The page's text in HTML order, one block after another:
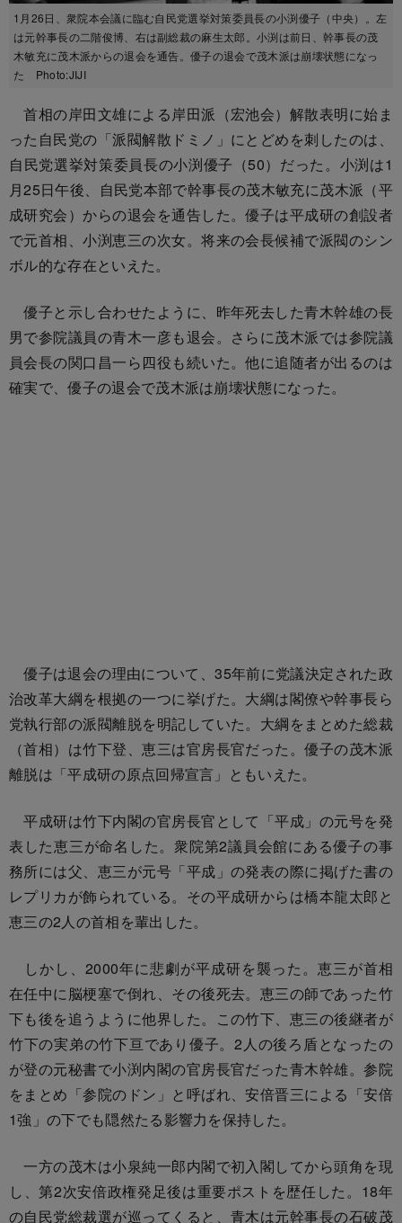
1月26日、衆院本会議に臨む自民党選挙対策委員長の小渕優子（中央）。左
は元幹事長の二階俊博、右は副総裁の麻生太郎。小渕は前日、幹事長の茂
木敏充に茂木派からの退会を通告。優子の退会で茂木派は崩壊状態になっ
た Photo:JIJI
首相の岸田文雄による岸田派（宏池会）解散表明に始ま
った自民党の「派閥解散ドミノ」にとどめを刺したのは、
自民党選挙対策委員長の小渕優子（50）だった。小渕は1
月25日午後、自民党本部で幹事長の茂木敏充に茂木派（平
成研究会）からの退会を通告した。優子は平成研の創設者
で元首相、小渕恵三の次女。将来の会長候補で派閥のシン
ボル的な存在といえた。
優子と示し合わせたように、昨年死去した青木幹雄の長
男で参院議員の青木一彦も退会。さらに茂木派では参院議
員会長の関口昌一ら四役も続いた。他に追随者が出るのは
確実で、優子の退会で茂木派は崩壊状態になった。
優子は退会の理由について、35年前に党議決定された政
治改革大綱を根拠の一つに挙げた。大綱は閣僚や幹事長ら
党執行部の派閥離脱を明記していた。大綱をまとめた総裁
（首相）は竹下登、恵三は官房長官だった。優子の茂木派
離脱は「平成研の原点回帰宣言」ともいえた。
平成研は竹下内閣の官房長官として「平成」の元号を発
表した恵三が命名した。衆院第2議員会館にある優子の事
務所には父、恵三が元号「平成」の発表の際に掲げた書の
レプリカが飾られている。その平成研からは橋本龍太郎と
恵三の2人の首相を輩出した。
しかし、2000年に悲劇が平成研を襲った。恵三が首相
在任中に脳梗塞で倒れ、その後死去。恵三の師であった竹
下も後を追うように他界した。この竹下、恵三の後継者が
竹下の実弟の竹下亘であり優子。2人の後ろ盾となったの
が登の元秘書で小渕内閣の官房長官だった青木幹雄。参院
をまとめ「参院のドン」と呼ばれ、安倍晋三による「安倍
1強」の下でも隠然たる影響力を保持した。
一方の茂木は小泉純一郎内閣で初入閣してから頭角を現
し、第2次安倍政権発足後は重要ポストを歴任した。18年
の自民党総裁選が巡ってくると、青木は元幹事長の石破茂